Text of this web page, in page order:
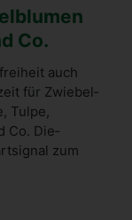
Co.
auch
für Zwie­bel­
Tul­pe,
Co. Die­
zum